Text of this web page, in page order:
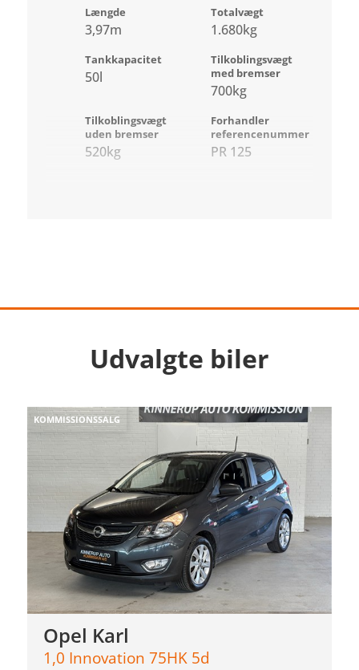
Længde
3,97m
Totalvægt
1.680kg
Tankkapacitet
50l
Tilkoblingsvægt
med bremser
700kg
Tilkoblingsvægt
uden bremser
520kg
Forhandler
referencenummer
PR 125
Udvalgte biler
KOMMISSIONSSALG
Opel Karl
1,0 Innovation 75HK 5d